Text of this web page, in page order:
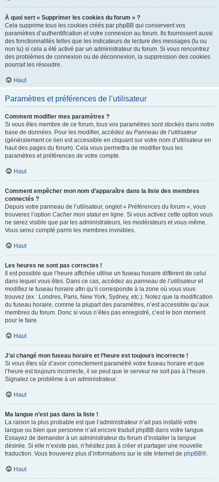
À quoi sert « Supprimer les cookies du forum » ?
Cela supprime tous les cookies créés par phpBB qui conservent vos
paramètres d’authentification et votre connexion au forum. Ils fournissent aussi
des fonctionnalités telles que les indicateurs de lecture des messages (lu ou
non lu) si cela a été activé par un administrateur du forum. Si vous rencontrez
des problèmes de connexion ou de déconnexion, la suppression des cookies
pourrait les résoudre.
Haut
Paramètres et préférences de l’utilisateur
Comment modifier mes paramètres ?
Si vous êtes membre de ce forum, tous vos paramètres sont stockés dans notre
base de données. Pour les modifier, accédez au Panneau de l’utilisateur
(généralement ce lien est accessible en cliquant sur votre nom d’utilisateur en
haut des pages du forum). Cela vous permettra de modifier tous les
paramètres et préférences de votre compte.
Haut
Comment empêcher mon nom d’apparaître dans la liste des membres
connectés ?
Depuis votre panneau de l’utilisateur, onglet « Préférences du forum », vous
trouverez l’option Cacher mon statut en ligne. Si vous activez cette option vous
ne serez visible que par les administrateurs, les modérateurs et vous-même.
Vous serez compté parmi les membres invisibles.
Haut
Les heures ne sont pas correctes !
Il est possible que l’heure affichée utilise un fuseau horaire différent de celui
dans lequel vous êtes. Dans ce cas, accédez au panneau de l’utilisateuret
modifiez le fuseau horaire afin qu’il corresponde à la zone où vous vous
trouvez (ex : Londres, Paris, New York, Sydney, etc.). Notez que la modification
du fuseau horaire, comme la plupart des paramètres, n’est accessible qu’aux
membres du forum. Donc si vous n’êtes pas enregistré, c’est le bon moment
pour le faire.
Haut
J’ai changé mon fuseau horaire et l’heure est toujours incorrecte !
Si vous êtes sûr d’avoir correctement paramétré votre fuseau horaire et que
l’heure est toujours incorrecte, il se peut que le serveur ne soit pas à l’heure.
Signalez ce problème à un administrateur.
Haut
Ma langue n’est pas dans la liste !
La raison la plus probable est que l’administrateur n’ait pas installé votre
langue ou bien que personne n’ait encore traduit phpBB dans votre langue.
Essayez de demander à un administrateur du forum d’installer la langue
désirée. Si elle n’existe pas, n’hésitez pas à créer et partager une nouvelle
traduction. Vous trouverez plus d’informations sur le site Internet de phpBB®.
Haut